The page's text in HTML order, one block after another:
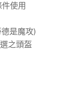
使用
是魔攻)
之頭盔